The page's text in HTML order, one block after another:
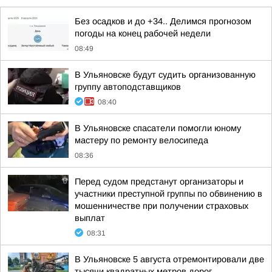
Без осадков и до +34.. Делимся прогнозом
погоды на конец рабочей недели
08:49
В Ульяновске будут судить организованную
группу автоподставщиков
08:40
В Ульяновске спасатели помогли юному
мастеру по ремонту велосипеда
08:36
Перед судом предстанут организаторы и
участники преступной группы по обвинению в
мошенничестве при получении страховых
выплат
08:31
В Ульяновске 5 августа отремонтировали две